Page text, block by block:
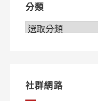
分類
分
社群網路